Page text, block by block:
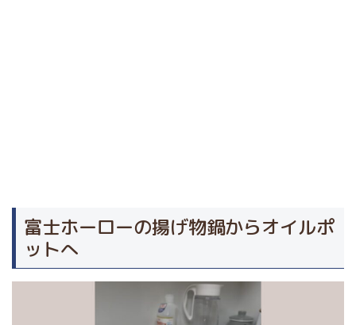
富士ホーローの揚げ物鍋からオイルポ
ットへ